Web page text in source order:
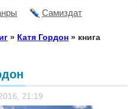
Самиздат
» Катя Гордон » книга
21:19